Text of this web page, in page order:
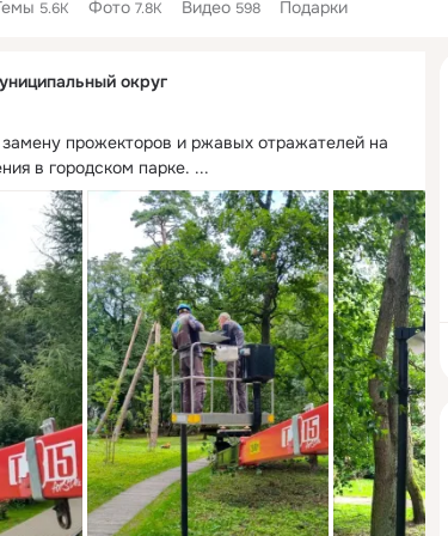
5.6K Фото 7.8K Видео 598 Подарки
округ
прожекторов и ржавых отражателей на
в городском парке. ...